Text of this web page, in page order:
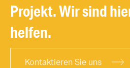
Projekt. Wir sind
helfen.
Kontaktieren Sie uns